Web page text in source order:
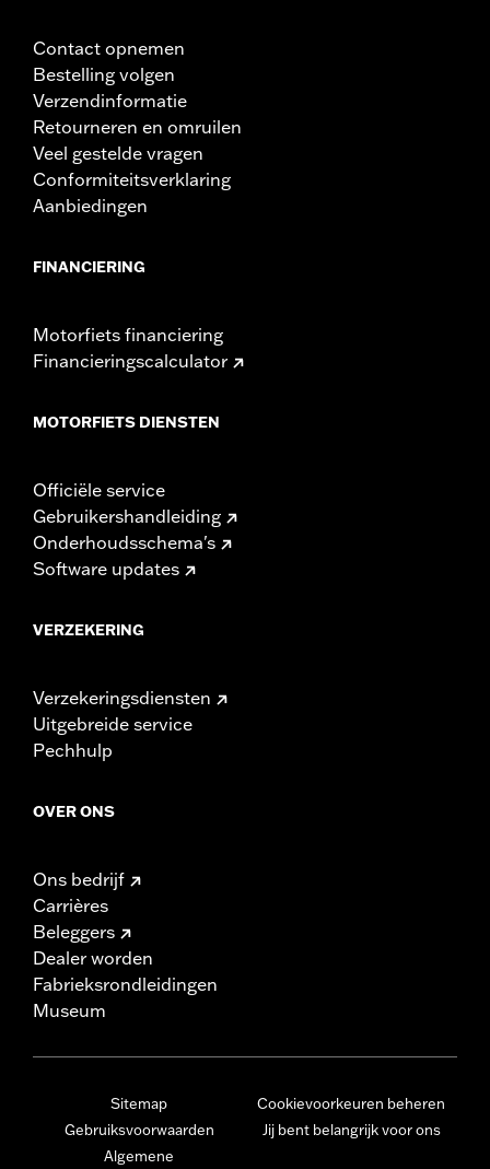
Contact opnemen
Bestelling volgen
Verzendinformatie
Retourneren en omruilen
Veel gestelde vragen
Conformiteitsverklaring
Aanbiedingen
FINANCIERING
Motorfiets financiering
Financieringscalculator
MOTORFIETS DIENSTEN
Officiële service
Gebruikershandleiding
Onderhoudsschema's
Software updates
VERZEKERING
Verzekeringsdiensten
Uitgebreide service
Pechhulp
OVER ONS
Ons bedrijf
Carrières
Beleggers
Dealer worden
Fabrieksrondleidingen
Museum
Sitemap
Gebruiksvoorwaarden
Algemene
Cookievoorkeuren beheren
Jij bent belangrijk voor ons